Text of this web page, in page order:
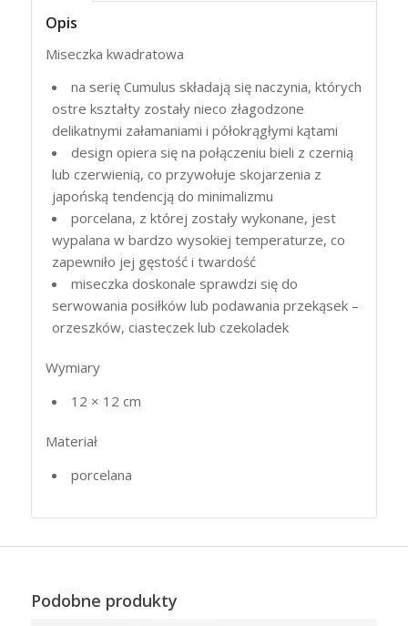
Opis
Miseczka kwadratowa
na serię Cumulus składają się naczynia, których
ostre kształty zostały nieco złagodzone
delikatnymi załamaniami i półokrągłymi kątami
design opiera się na połączeniu bieli z czernią
lub czerwienią, co przywołuje skojarzenia z
japońską tendencją do minimalizmu
porcelana, z której zostały wykonane, jest
wypalana w bardzo wysokiej temperaturze, co
zapewniło jej gęstość i twardość
miseczka doskonale sprawdzi się do
serwowania posiłków lub podawania przekąsek –
orzeszków, ciasteczek lub czekoladek
Wymiary
12 × 12 cm
Materiał
porcelana
Podobne produkty